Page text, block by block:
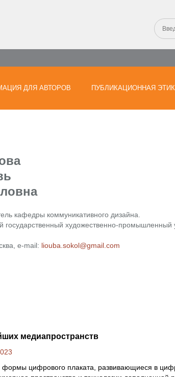
ДЛЯ АВТОРОВ ПУБЛИКАЦИОННАЯ
кафедры коммуникативного дизайна.
государственный художественно-промышленный
e-mail: liouba.sokol@gmail.com
медиапространств
формы цифрового плаката, развивающиеся в